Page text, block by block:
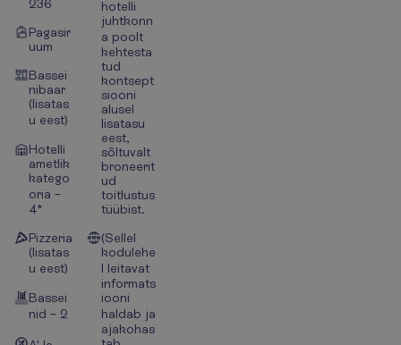
236
Pagasir
uum
Bassei
nibaar
(lisatas
u eest)
Hotelli
ametlik
katego
oria –
4*
Pizzeria
(lisatas
u eest)
Bassei
nid – 2
hotelli
juhtkonn
a poolt
kehtesta
tud
kontsept
siooni
alusel
lisatasu
eest,
sõltuvalt
broneerit
ud
toitlustus
tüübist.
(Sellel
kodulehe
l leitavat
informats
iooni
haldab ja
ajakohas